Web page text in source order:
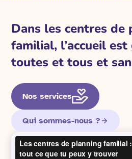
Dans les centres de
familial, l’accueil
toutes et tous et
Nos services
Qui sommes-nous ?